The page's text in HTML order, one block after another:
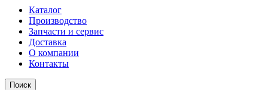
Каталог
Производство
Запчасти и сервис
Доставка
О компании
Контакты
Поиск